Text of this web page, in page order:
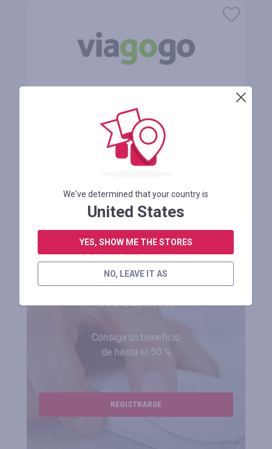
cashback
2.73%
0 reseñas
IR A TIENDA
MÁS
REGÍSTRESE Y RECIBIRÁ DINERO POR
SUS COMPRAS
Consiga un beneficio
de hasta el 50 %
REGISTRARSE
We've determined that your country is
United States
YES, SHOW ME THE STORES
NO, LEAVE IT AS